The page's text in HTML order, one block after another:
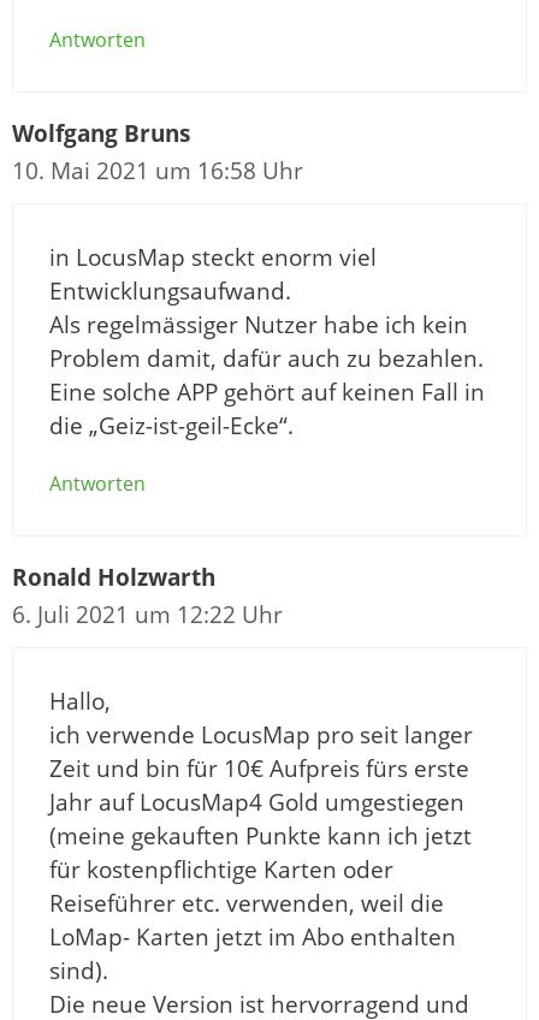
Antworten
Wolfgang Bruns
10. Mai 2021 um 16:58 Uhr
in LocusMap steckt enorm viel
Entwicklungsaufwand.
Als regelmässiger Nutzer habe ich kein
Problem damit, dafür auch zu bezahlen.
Eine solche APP gehört auf keinen Fall in
die „Geiz-ist-geil-Ecke“.
Antworten
Ronald Holzwarth
6. Juli 2021 um 12:22 Uhr
Hallo,
ich verwende LocusMap pro seit langer
Zeit und bin für 10€ Aufpreis fürs erste
Jahr auf LocusMap4 Gold umgestiegen
(meine gekauften Punkte kann ich jetzt
für kostenpflichtige Karten oder
Reiseführer etc. verwenden, weil die
LoMap- Karten jetzt im Abo enthalten
sind).
Die neue Version ist hervorragend und